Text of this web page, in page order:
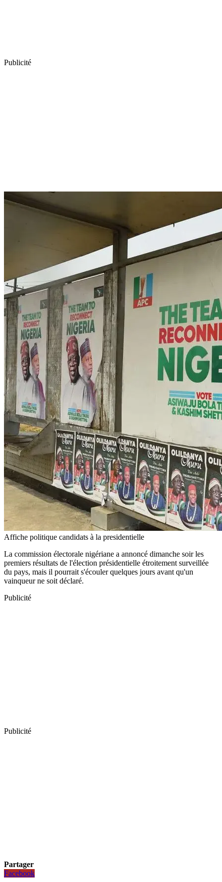
Publicité
Affiche politique candidats à la presidentielle
La commission électorale nigériane a annoncé dimanche soir les
premiers résultats de l'élection présidentielle étroitement surveillée
du pays, mais il pourrait s'écouler quelques jours avant qu'un
vainqueur ne soit déclaré.
Publicité
Publicité
Partager
Facebook